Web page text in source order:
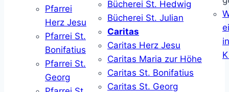
Pfarrei
Herz Jesu
Pfarrei St.
Bonifatius
Pfarrei St.
Georg
Bücherei St. Hedwig
Bücherei St. Julian
Caritas
Caritas Herz Jesu
Caritas Maria zur Höhe
Caritas St. Bonifatius
Caritas St. Georg